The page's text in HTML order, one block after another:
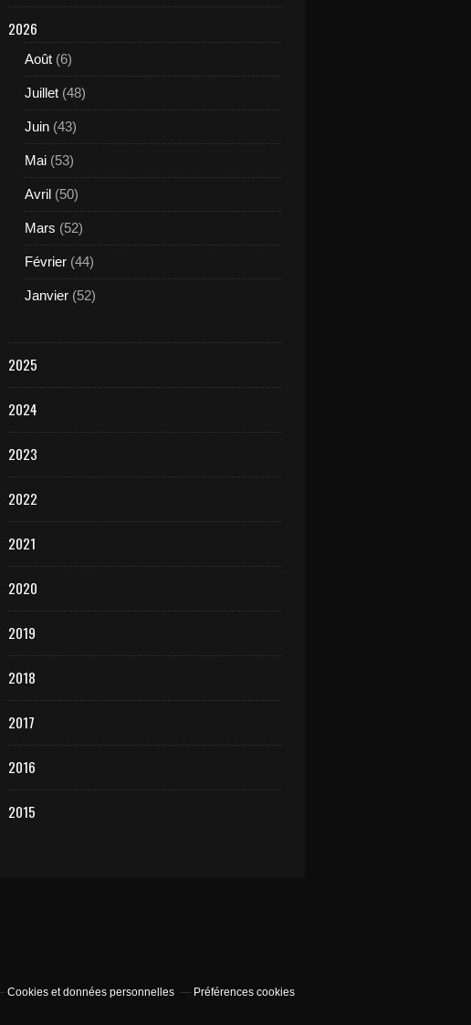
2026
Août (6)
Juillet (48)
Juin (43)
Mai (53)
Avril (50)
Mars (52)
Février (44)
Janvier (52)
2025
2024
2023
2022
2021
2020
2019
2018
2017
2016
2015
Cookies et données personnelles Préférences cookies